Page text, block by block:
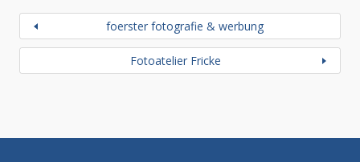
foerster fotografie & werbung
Fotoatelier Fricke